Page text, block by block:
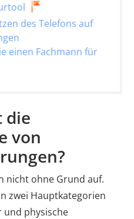
des Telefons auf
einen Fachmann für
die
von
nicht ohne Grund auf.
zwei Hauptkategorien
und physische